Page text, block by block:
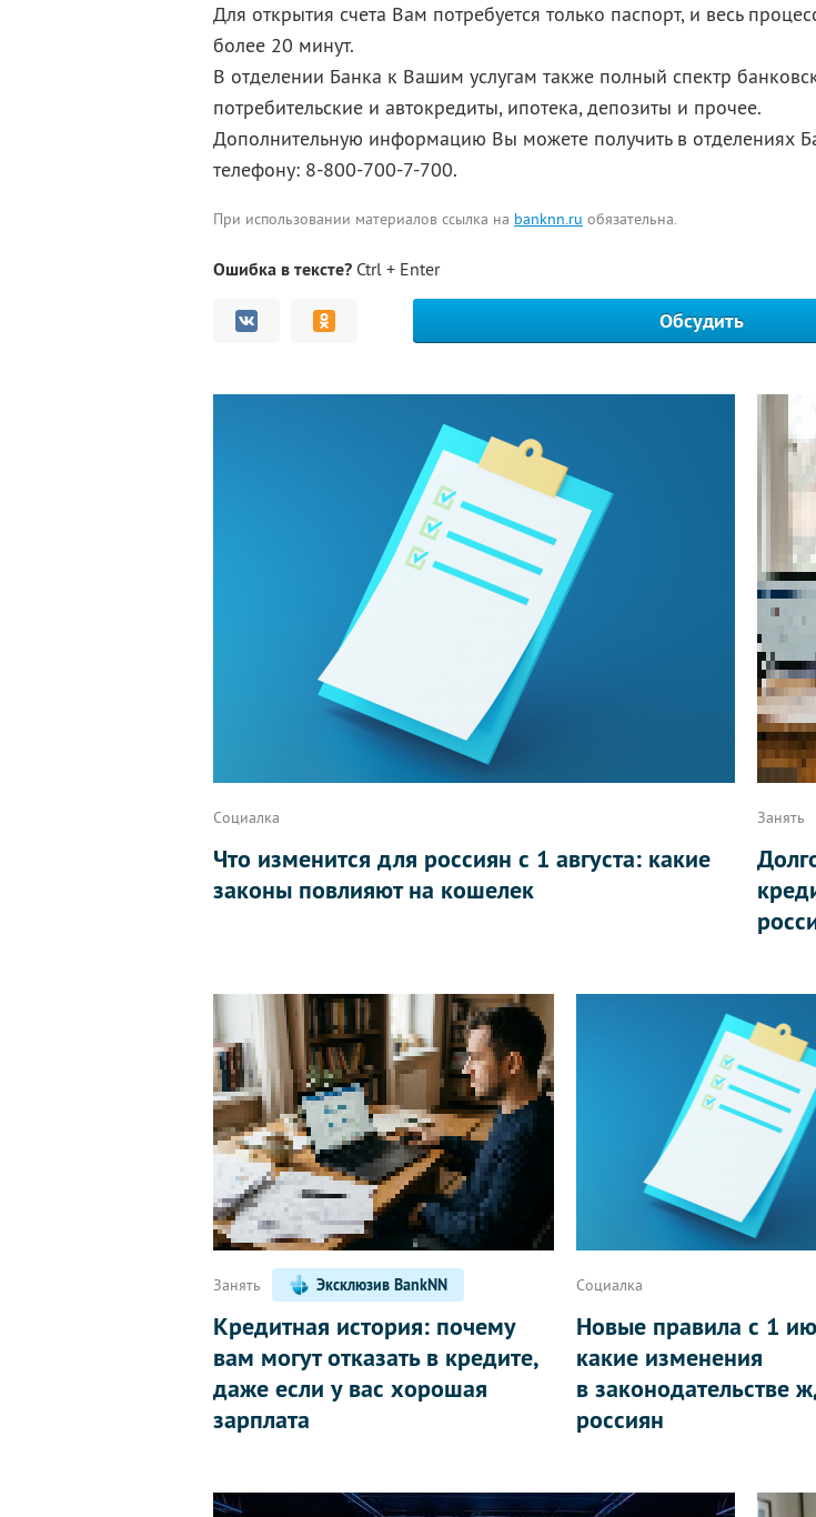
Для открытия счета Вам потребуется только паспорт, и весь
более 20 минут.
В отделении Банка к Вашим услугам также полный спектр
потребительские и автокредиты, ипотека, депозиты и прочее.
Дополнительную информацию Вы можете получить в отделениях
телефону: 8-800-700-7-700.
При использовании материалов ссылка на banknn.ru обязательна.
Ошибка в тексте? Ctrl + Enter
Обсудить
Комментарии
Социалка
Что изменится для россиян с 1 августа: какие
законы повлияют на кошелек
Занять
Занять Эксклюзив BankNN
Кредитная история: почему
вам могут отказать в кредите,
даже если у вас хорошая
зарплата
Социалка
Новые правила с 1
какие изменения
в законодательстве
россиян